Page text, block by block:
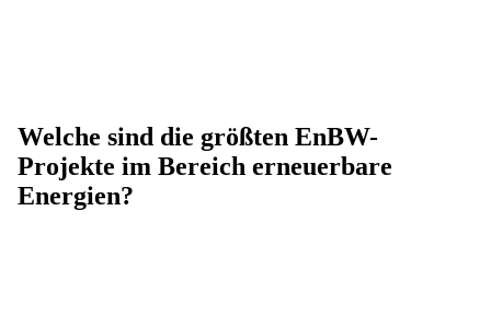
Welche sind die größten EnBW-
Projekte im Bereich erneuerbare
Energien?